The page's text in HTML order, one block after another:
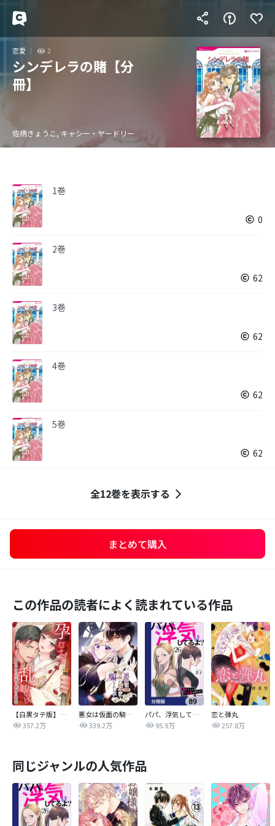
恋愛 2
シンデレラの賭【分
冊】
佐柄きょうこ, キャシー・ヤードリー
1巻
0
2巻
62
3巻
62
4巻
62
5巻
62
全12巻を表示する
まとめて購入
この作品の読者によく読まれている作品
【白黒タテ版】孕むまで乱れいけ～身代わり花嫁と軍服の猛愛
357.2万
悪女は仮面の騎士に騙されない
339.2万
パパ、浮気してるよ？娘と二人でクズ夫を捨てます【分冊版】
95.9万
恋と弾丸
257.8万
同じジャンルの人気作品